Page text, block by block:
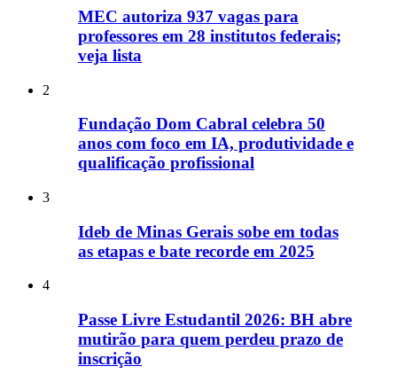
MEC autoriza 937 vagas para
professores em 28 institutos federais;
veja lista
2
Fundação Dom Cabral celebra 50
anos com foco em IA, produtividade e
qualificação profissional
3
Ideb de Minas Gerais sobe em todas
as etapas e bate recorde em 2025
4
Passe Livre Estudantil 2026: BH abre
mutirão para quem perdeu prazo de
inscrição